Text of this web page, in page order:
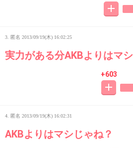
3. 匿名 2013/09/19(木) 16:02:25
実力がある分AKBよりはマシ
+603
4. 匿名 2013/09/19(木) 16:02:31
AKBよりはマシじゃね？